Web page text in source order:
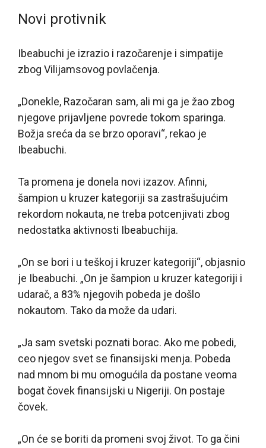
Novi protivnik
Ibeabuchi je izrazio i razočarenje i simpatije
zbog Vilijamsovog povlačenja.
„Donekle, Razočaran sam, ali mi ga je žao zbog
njegove prijavljene povrede tokom sparinga.
Božja sreća da se brzo oporavi“, rekao je
Ibeabuchi.
Ta promena je donela novi izazov. Afinni,
šampion u kruzer kategoriji sa zastrašujućim
rekordom nokauta, ne treba potcenjivati zbog
nedostatka aktivnosti Ibeabuchija.
„On se bori i u teškoj i kruzer kategoriji“, objasnio
je Ibeabuchi. „On je šampion u kruzer kategoriji i
udarač, a 83% njegovih pobeda je došlo
nokautom. Tako da može da udari.
„Ja sam svetski poznati borac. Ako me pobedi,
ceo njegov svet se finansijski menja. Pobeda
nad mnom bi mu omogućila da postane veoma
bogat čovek finansijski u Nigeriji. On postaje
čovek.
„On će se boriti da promeni svoj život. To ga čini